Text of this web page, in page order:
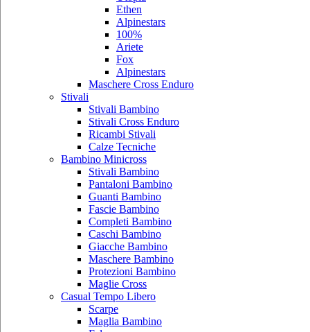
Ethen
Alpinestars
100%
Ariete
Fox
Alpinestars
Maschere Cross Enduro
Stivali
Stivali Bambino
Stivali Cross Enduro
Ricambi Stivali
Calze Tecniche
Bambino Minicross
Stivali Bambino
Pantaloni Bambino
Guanti Bambino
Fascie Bambino
Completi Bambino
Caschi Bambino
Giacche Bambino
Maschere Bambino
Protezioni Bambino
Maglie Cross
Casual Tempo Libero
Scarpe
Maglia Bambino